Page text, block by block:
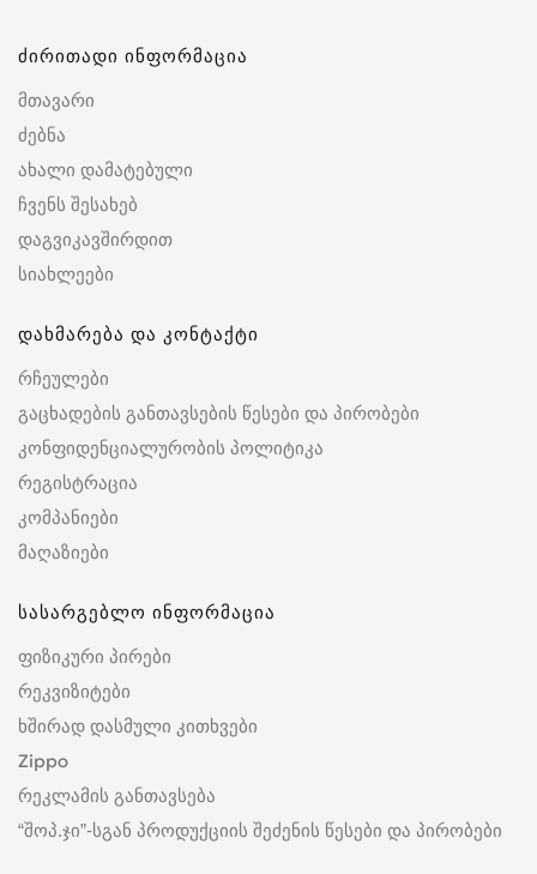
ძირითადი ინფორმაცია
მთავარი
ძებნა
ახალი დამატებული
ჩვენს შესახებ
დაგვიკავშირდით
სიახლეები
დახმარება და კონტაქტი
რჩეულები
გაცხადების განთავსების წესები და პირობები
კონფიდენციალურობის პოლიტიკა
რეგისტრაცია
კომპანიები
მაღაზიები
სასარგებლო ინფორმაცია
ფიზიკური პირები
რეკვიზიტები
ხშირად დასმული კითხვები
Zippo
რეკლამის განთავსება
“შოპ.ჯი”-სგან პროდუქციის შეძენის წესები და პირობები